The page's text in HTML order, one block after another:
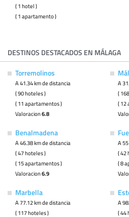
( 1 hotel )
( 1 apartamento )
DESTINOS DESTACADOS EN MÁLAGA
Torremolinos
A 41.34 km de distancia
( 90 hoteles )
( 11 apartamentos )
Valoracion6.8
A
(
( 12
Benalmadena
A 46.38 km de distancia
( 47 hoteles )
( 15 apartamentos )
Valoracion6.9
A
( 42
( 8
Marbella
A 77.12 km de distancia
( 117 hoteles )
A
( 44